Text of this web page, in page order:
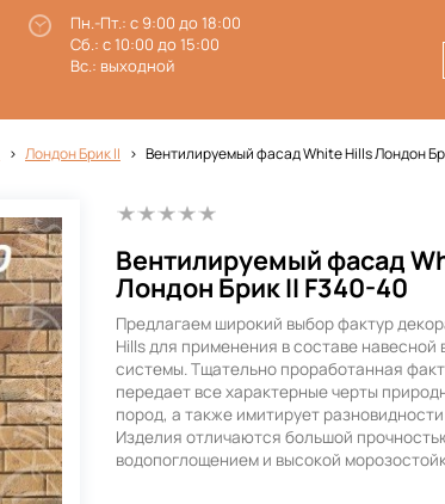
Пн.-Пт.: с 9:00 до 18:00
Сб.: с 10:00 до 15:00
Вс.: выходной
Лондон Брик II Вентилируемый фасад White Hills Лондон
Вентилируемый фасад
Лондон Брик II F340-40
Предлагаем широкий выбор фактур
Hills для применения в составе навесной
системы. Тщательно проработанная
передает все характерные черты
пород, а также имитирует
Изделия отличаются большой
водопоглощением и высокой